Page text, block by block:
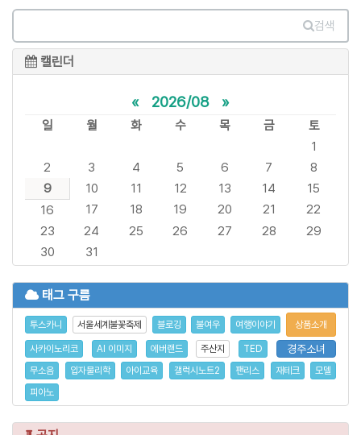
검색
캘린더
« 2026/08 »
일 월 화 수 목 금
토
1
2
3 4 5 6 7
8
9
10 11 12 13 14
15
16
17 18 19 20 21
22
23
24 25 26 27 28
29
30
31
태그 구름
투스카니 서울세계불꽃축제 블로깅 불여우 여행이야기 상품소개
사카이노리코 AI 이미지 에버랜드 주산지 TED 경주소녀
무소음 입자물리학 아이교육 갤럭시노트2 팬리스 재테크
모델
피아노